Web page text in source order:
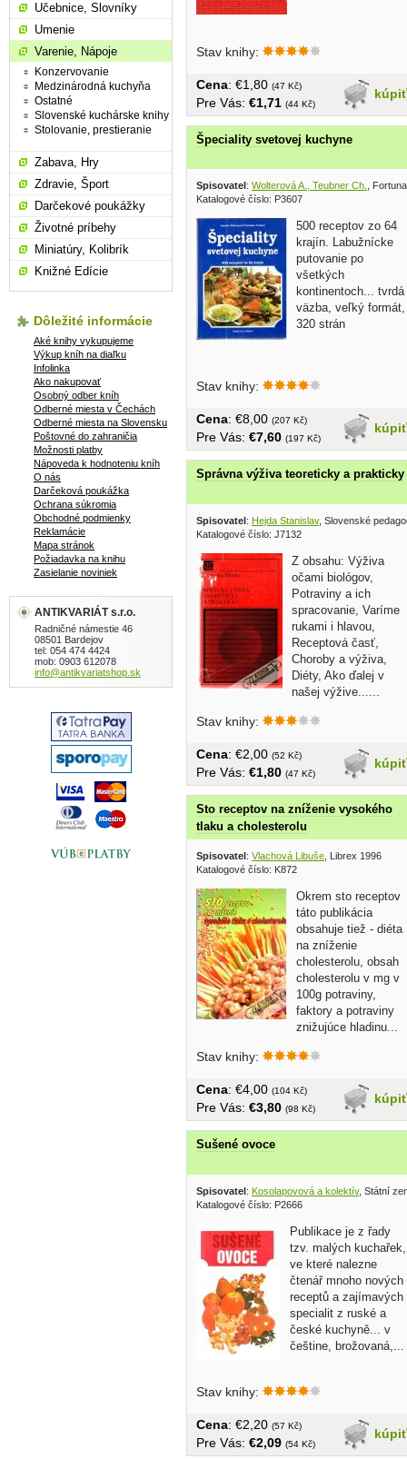
Stav knihy:
kúpiť
Cena: €1,80 (47 Kč)
Pre Vás: €1,71 (44 Kč)
Špeciality svetovej kuchyne
Spisovatel : Wolterová A., Teubner Ch.,
Katalogové číslo: P3607
500 receptov zo 64
krajín. Labužnícke
putovanie po
všetkých
kontinentoch... tvrdá
väzba, veľký formát,
320 strán
Stav knihy:
kúpiť
Cena: €8,00 (207 Kč)
Pre Vás: €7,60 (197 Kč)
Správna výživa teoreticky a prakticky
Spisovatel: Hejda Stanislav, Slovenské
Katalogové číslo: J7132
Z obsahu: Výživa
očami biológov,
Potraviny a ich
spracovanie, Varíme
rukami i hlavou,
Receptová časť,
Choroby a výživa,
Diéty, Ako ďalej v
našej výžive......
Stav knihy:
kúpiť
Cena: €2,00 (52 Kč)
Pre Vás: €1,80 (47 Kč)
Sto receptov na zníženie vysokého
tlaku a cholesterolu
Spisovatel: Vlachová Libuše , Librex 1996
Katalogové číslo: K872
Okrem sto receptov
táto publikácia
obsahuje tiež - diéta
na zníženie
cholesterolu, obsah
cholesterolu v mg v
100g potraviny,
faktory a potraviny
znižujúce hladinu...
Stav knihy:
kúpiť
Cena: €4,00 (104 Kč)
Pre Vás: €3,80 (98 Kč)
Sušené ovoce
Spisovatel: Kosolapovová a kolektív, Státní
Katalogové číslo: P2666
Publikace je z řady
tzv. malých kuchařek,
ve které nalezne
čtenář mnoho nových
receptů a zajímavých
specialit z ruské a
české kuchyně... v
češtine, brožovaná,...
Stav knihy:
kúpiť
Cena: €2,20 (57 Kč)
Pre Vás: €2,09 (54 Kč)
Učebnice, Slovníky
Umenie
Varenie, Nápoje
Konzervovanie
Medzinárodná kuchyňa
Ostatné
Slovenské kuchárske knihy
Stolovanie, prestieranie
Zabava, Hry
Zdravie, Šport
Darčekové poukážky
Životné príbehy
Miniatúry, Kolibrík
Knižné Edície
Dôležité informácie
Aké knihy vykupujeme
Výkup kníh na diaľku
Infolinka
Ako nakupovať
Osobný odber kníh
Odberné miesta v Čechách
Odberné miesta na Slovensku
Poštovné do zahraničia
Možnosti platby
Nápoveda k hodnoteniu kníh
O nás
Darčeková poukážka
Ochrana súkromia
Obchodné podmienky
Reklamácie
Mapa stránok
Požiadavka na knihu
Zasielanie noviniek
ANTIKVARIÁT s.r.o.
Radničné námestie 46
08501 Bardejov
tel: 054 474 4424
mob: 0903 612078
info@antikvariatshop.sk